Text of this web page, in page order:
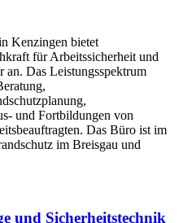
Kenzingen bietet
für Arbeitssicherheit und
an. Das Leistungsspektrum
und Fortbildungen von
Das Büro ist im
im Breisgau und
und Sicherheitstechnik